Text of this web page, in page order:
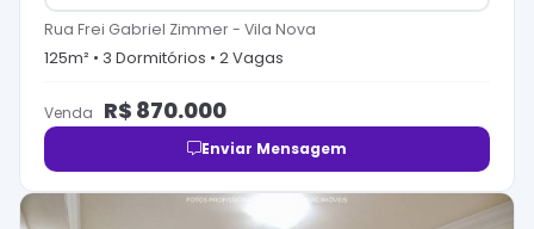
Rua Frei Gabriel Zimmer- Vila Nova
125m² • 3 Dormitórios • 2Vagas
Venda R$ 870.000
Enviar Mensagem